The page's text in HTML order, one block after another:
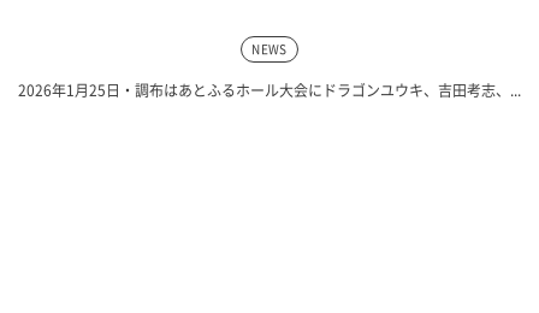
NEWS
2026年1月25日・調布はあとふるホール大会にドラゴンユウキ、吉田考志、...